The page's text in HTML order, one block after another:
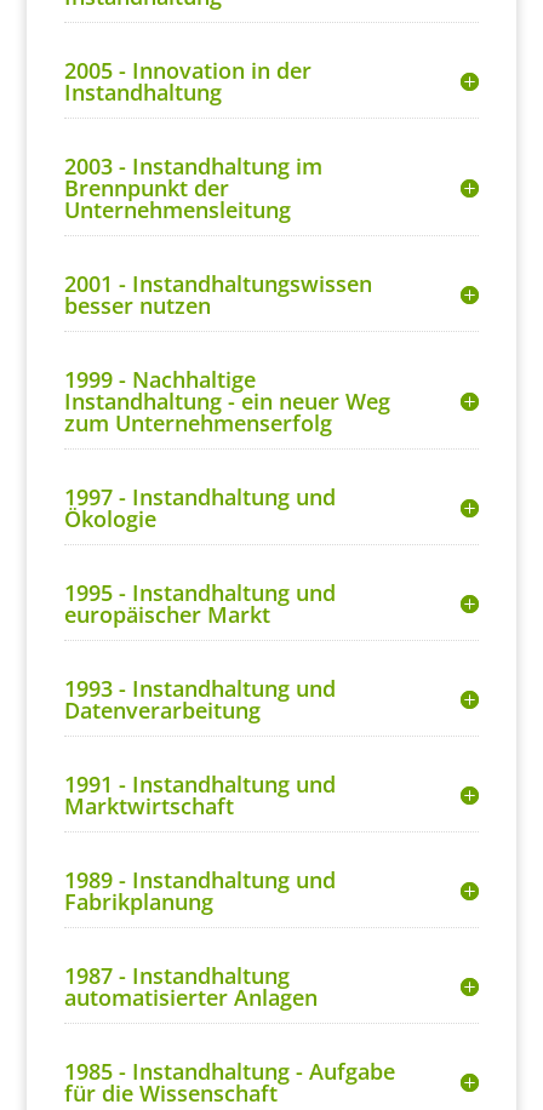
2005 - Innovation in der
Instandhaltung
2003 - Instandhaltung im
Brennpunkt der
Unternehmensleitung
2001 - Instandhaltungswissen
besser nutzen
1999 - Nachhaltige
Instandhaltung - ein neuer Weg
zum Unternehmenserfolg
1997 - Instandhaltung und
Ökologie
1995 - Instandhaltung und
europäischer Markt
1993 - Instandhaltung und
Datenverarbeitung
1991 - Instandhaltung und
Marktwirtschaft
1989 - Instandhaltung und
Fabrikplanung
1987 - Instandhaltung
automatisierter Anlagen
1985 - Instandhaltung - Aufgabe
für die Wissenschaft